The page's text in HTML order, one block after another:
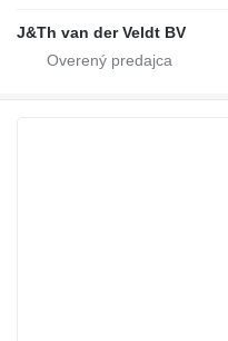
J&Th van der Veldt BV